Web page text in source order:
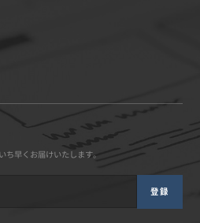
ち早くお届けいたします。
登録